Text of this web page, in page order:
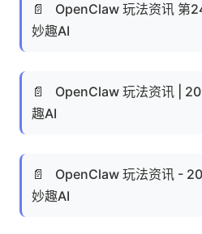
📄
OpenClaw 玩法资讯 第
妙趣AI
📄
OpenClaw 玩法资讯 |
趣AI
📄
OpenClaw 玩法资讯 -
妙趣AI